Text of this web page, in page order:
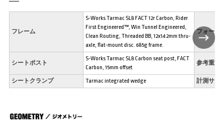
フレーム
S-Works Tarmac SL8 FACT 12r Carbon, Rider
First Engineered™, Win Tunnel Engineered,
Clean Routing, Threaded BB, 12x142mm thru-
axle, flat-mount disc. 685g frame.
フォーク
シートポスト
S-Works Tarmac SL8 Carbon seat post, FACT
Carbon, 15mm offset
参考重量
シートクランプ Tarmac integrated wedge 計測サイ